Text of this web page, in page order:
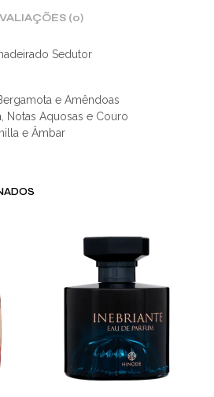
(0)
Sedutor
e Amêndoas
Notas Aquosas e Couro
e Âmbar